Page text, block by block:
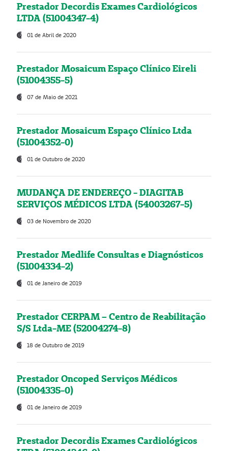
Prestador Decordis Exames Cardiológicos
LTDA (51004347-4)
01 de Abril de 2020
Prestador Mosaicum Espaço Clínico Eireli
(51004355-5)
07 de Maio de 2021
Prestador Mosaicum Espaço Clínico Ltda
(51004352-0)
01 de Outubro de 2020
MUDANÇA DE ENDEREÇO - DIAGITAB
SERVIÇOS MÉDICOS LTDA (54003267-5)
03 de Novembro de 2020
Prestador Medlife Consultas e Diagnósticos
(51004334-2)
01 de Janeiro de 2019
Prestador CERPAM – Centro de Reabilitação
S/S Ltda-ME (52004274-8)
18 de Outubro de 2019
Prestador Oncoped Serviços Médicos
(51004335-0)
01 de Janeiro de 2019
Prestador Decordis Exames Cardiológicos